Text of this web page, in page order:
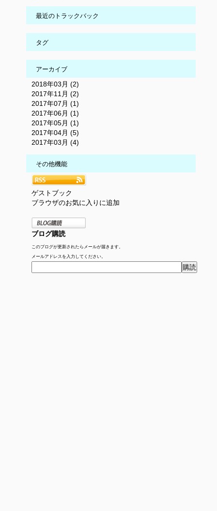
最近のトラックバック
タグ
アーカイブ
2018年03月 (2)
2017年11月 (2)
2017年07月 (1)
2017年06月 (1)
2017年05月 (1)
2017年04月 (5)
2017年03月 (4)
その他機能
ゲストブック
ブラウザのお気に入りに追加
ブログ購読
このブログが更新されたらメールが届きます。
メールアドレスを入力してください。